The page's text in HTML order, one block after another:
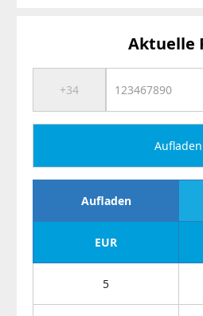
Aktuelle
Aufladen
Aufladen
EUR
5